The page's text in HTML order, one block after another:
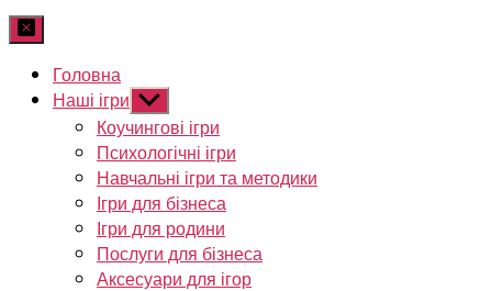
Головна
Наші ігри Показати
підменю
Коучингові ігри
Психологічні ігри
Навчальні ігри та методики
Ігри для бізнеса
Ігри для родини
Послуги для бізнеса
Аксесуари для ігор